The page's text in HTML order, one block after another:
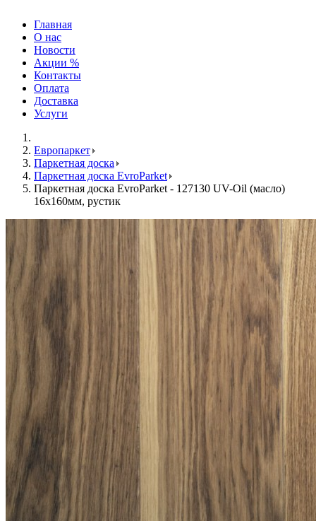
Главная
О нас
Новости
Акции %
Контакты
Оплата
Доставка
Услуги
Европаркет
Паркетная доска
Паркетная доска EvroParket
Паркетная доска EvroParket - 127130 UV-Oil (масло)
16x160мм, рустик